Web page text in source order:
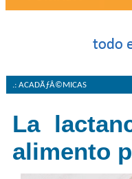
.: ACADÃƒÂ©MICAS
La
alimento